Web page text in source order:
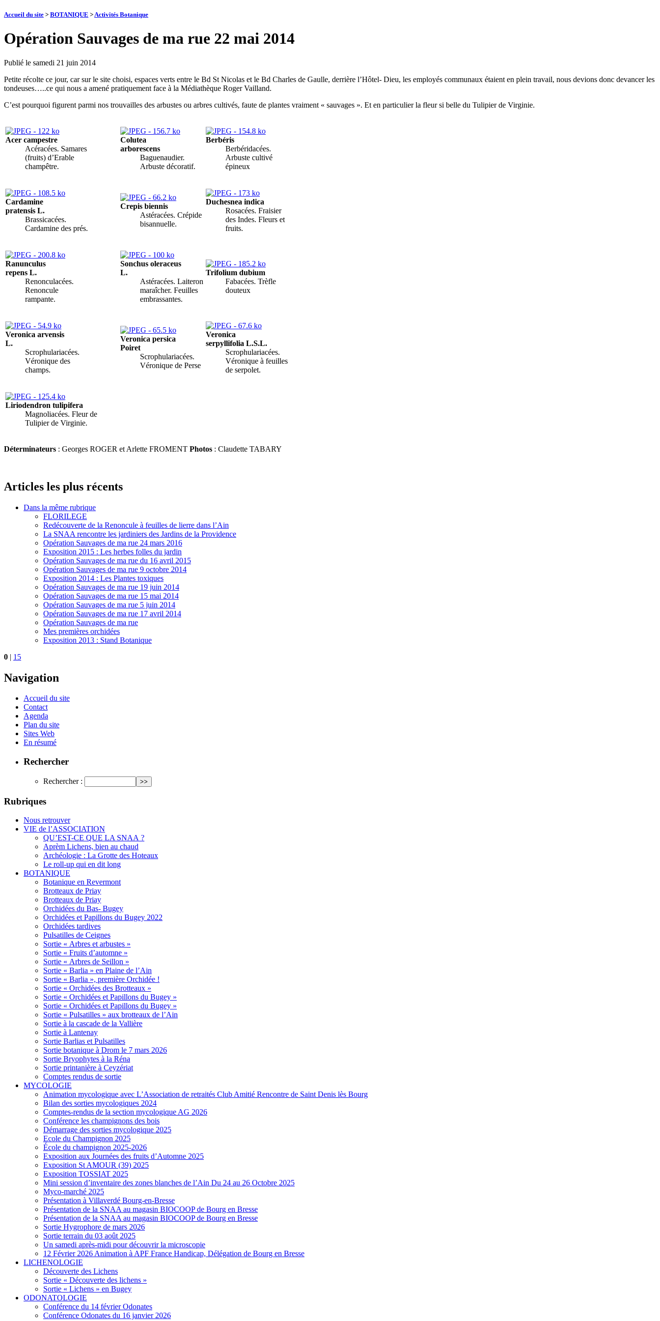
Accueil du site > BOTANIQUE >Activités Botanique
Opération Sauvages de ma rue 22 mai 2014
Publié le samedi 21 juin 2014
Petite récolte ce jour, car sur le site choisi, espaces verts entre le Bd St Nicolas et le Bd Charles de Gaulle, derrière l’Hôtel- Dieu, les employés communaux étaient en plein travail, nous devions donc devancer les
tondeuses…..ce qui nous a amené pratiquement face à la Médiathèque Roger Vailland.
C’est pourquoi figurent parmi nos trouvailles des arbustes ou arbres cultivés, faute de plantes vraiment « sauvages ». Et en particulier la fleur si belle du Tulipier de Virginie.
Acer campestre
Acéracées. Samares
(fruits) d’Erable
champêtre.
Colutea
arborescens
Baguenaudier.
Arbuste décoratif.
Berbéris
Berbéridacées.
Arbuste cultivé
épineux
Cardamine
pratensis L.
Brassicacées.
Cardamine des prés.
Crepis biennis
Astéracées. Crépide
bisannuelle.
Duchesnea indica
Rosacées. Fraisier
des Indes. Fleurs et
fruits.
Ranunculus
repens L.
Renonculacées.
Renoncule
rampante.
Sonchus oleraceus
L.
Astéracées. Laiteron
maraîcher. Feuilles
embrassantes.
Trifolium dubium
Fabacées. Trèfle
douteux
Veronica arvensis
L.
Scrophulariacées.
Véronique des
champs.
Veronica persica
Poiret
Scrophulariacées.
Véronique de Perse
Veronica
serpyllifolia L.S.L.
Scrophulariacées.
Véronique à feuilles
de serpolet.
Liriodendron tulipifera
Magnoliacées. Fleur de
Tulipier de Virginie.
Déterminateurs : Georges ROGER et Arlette FROMENT Photos : Claudette TABARY
Articles les plus récents
Dans la même rubrique
FLORILEGE
Redécouverte de la Renoncule à feuilles de lierre dans l’Ain
La SNAA rencontre les jardiniers des Jardins de la Providence
Opération Sauvages de ma rue 24 mars 2016
Exposition 2015 : Les herbes folles du jardin
Opération Sauvages de ma rue du 16 avril 2015
Opération Sauvages de ma rue 9 octobre 2014
Exposition 2014 : Les Plantes toxiques
Opération Sauvages de ma rue 19 juin 2014
Opération Sauvages de ma rue 15 mai 2014
Opération Sauvages de ma rue 5 juin 2014
Opération Sauvages de ma rue 17 avril 2014
Opération Sauvages de ma rue
Mes premières orchidées
Exposition 2013 : Stand Botanique
0 | 15
Navigation
Accueil du site
Contact
Agenda
Plan du site
Sites Web
En résumé
Rechercher
Rechercher :
Rubriques
Nous retrouver
VIE de l’ASSOCIATION
QU’EST-CE QUE LA SNAA ?
Aprèm Lichens, bien au chaud
Archéologie : La Grotte des Hoteaux
Le roll-up qui en dit long
BOTANIQUE
Botanique en Revermont
Brotteaux de Priay
Brotteaux de Priay
Orchidées du Bas- Bugey
Orchidées et Papillons du Bugey 2022
Orchidées tardives
Pulsatilles de Ceignes
Sortie « Arbres et arbustes »
Sortie « Fruits d’automne »
Sortie « Arbres de Seillon »
Sortie « Barlia » en Plaine de l’Ain
Sortie « Barlia », première Orchidée !
Sortie « Orchidées des Brotteaux »
Sortie « Orchidées et Papillons du Bugey »
Sortie « Orchidées et Papillons du Bugey »
Sortie « Pulsatilles » aux brotteaux de l’Ain
Sortie à la cascade de la Vallière
Sortie à Lantenay
Sortie Barlias et Pulsatilles
Sortie botanique à Drom le 7 mars 2026
Sortie Bryophytes à la Réna
Sortie printanière à Ceyzériat
Comptes rendus de sortie
MYCOLOGIE
Animation mycologique avec L’Association de retraités Club Amitié Rencontre de Saint Denis lès Bourg
Bilan des sorties mycologiques 2024
Comptes-rendus de la section mycologique AG 2026
Conférence les champignons des bois
Démarrage des sorties mycologique 2025
Ecole du Champignon 2025
École du champignon 2025-2026
Exposition aux Journées des fruits d’Automne 2025
Exposition St AMOUR (39) 2025
Exposition TOSSIAT 2025
Mini session d’inventaire des zones blanches de l’Ain Du 24 au 26 Octobre 2025
Myco-marché 2025
Présentation à Villaverdé Bourg-en-Bresse
Présentation de la SNAA au magasin BIOCOOP de Bourg en Bresse
Présentation de la SNAA au magasin BIOCOOP de Bourg en Bresse
Sortie Hygrophore de mars 2026
Sortie terrain du 03 août 2025
Un samedi après-midi pour découvrir la microscopie
12 Février 2026 Animation à APF France Handicap, Délégation de Bourg en Bresse
LICHENOLOGIE
Découverte des Lichens
Sortie « Découverte des lichens »
Sortie « Lichens » en Bugey
ODONATOLOGIE
Conférence du 14 février Odonates
Conférence Odonates du 16 janvier 2026